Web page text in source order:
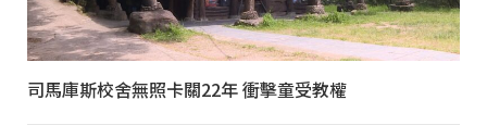
司馬庫斯校舍無照卡關22年 衝擊童受教權